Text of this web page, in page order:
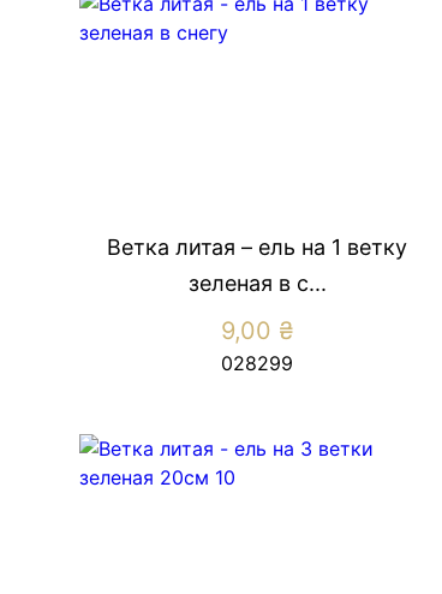
Ветка литая – ель на 1 ветку
зеленая в с...
9,00 ₴
028299